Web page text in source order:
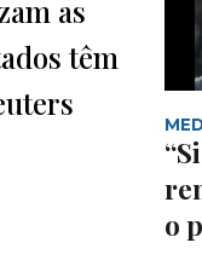
as
têm
o